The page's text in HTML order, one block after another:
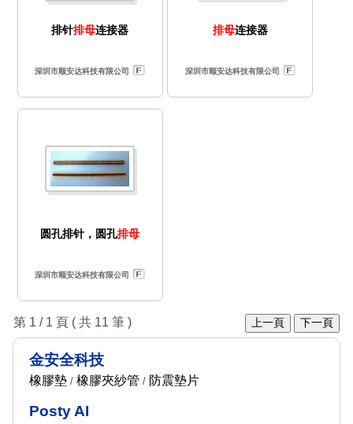
排针排母连接器
深圳市顺安达科技有限公司
排母连接器
深圳市顺安达科技有限公司
圆孔排针，圆孔排母
深圳市顺安达科技有限公司
第 1 / 1 頁 ( 共 11 筆 ) 上一頁 下一頁
金安全科技
橡膠墊/ 橡膠夾紗管 / 防震墊片
Posty AI